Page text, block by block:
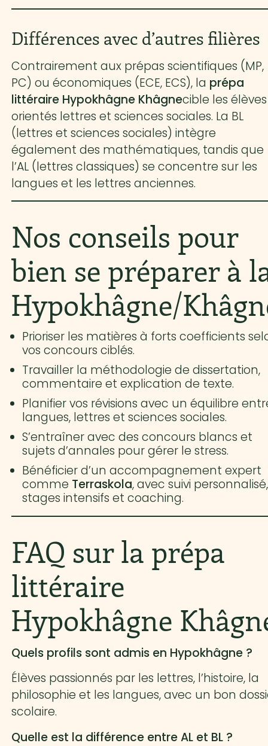
Différences avec d’autres filières
Contrairement aux prépas scientifiques (MP,
PC) ou économiques (ECE, ECS), la prépa
littéraire Hypokhâgne Khâgnecible les élèves
orientés lettres et sciences sociales. La BL
(lettres et sciences sociales) intègre
également des mathématiques, tandis que
l’AL (lettres classiques) se concentre sur les
langues et les lettres anciennes.
Nos conseils pour
bien se préparer à
Hypokhâgne/
Prioriser les matières à forts coefficients
vos concours ciblés.
Travailler la méthodologie de dissertation,
commentaire et explication de texte.
Planifier vos révisions avec un équilibre
langues, lettres et sciences sociales.
S’entraîner avec des concours blancs et
sujets d’annales pour gérer le stress.
Bénéficier d’un accompagnement expert
comme Terraskola, avec suivi personnalisé,
stages intensifs et coaching.
FAQ sur la prépa
littéraire
Hypokhâgne
Quels profils sont admis en Hypokhâgne ?
Élèves passionnés par les lettres, l’histoire, la
philosophie et les langues, avec un bon
scolaire.
Quelle est la différence entre AL et BL ?